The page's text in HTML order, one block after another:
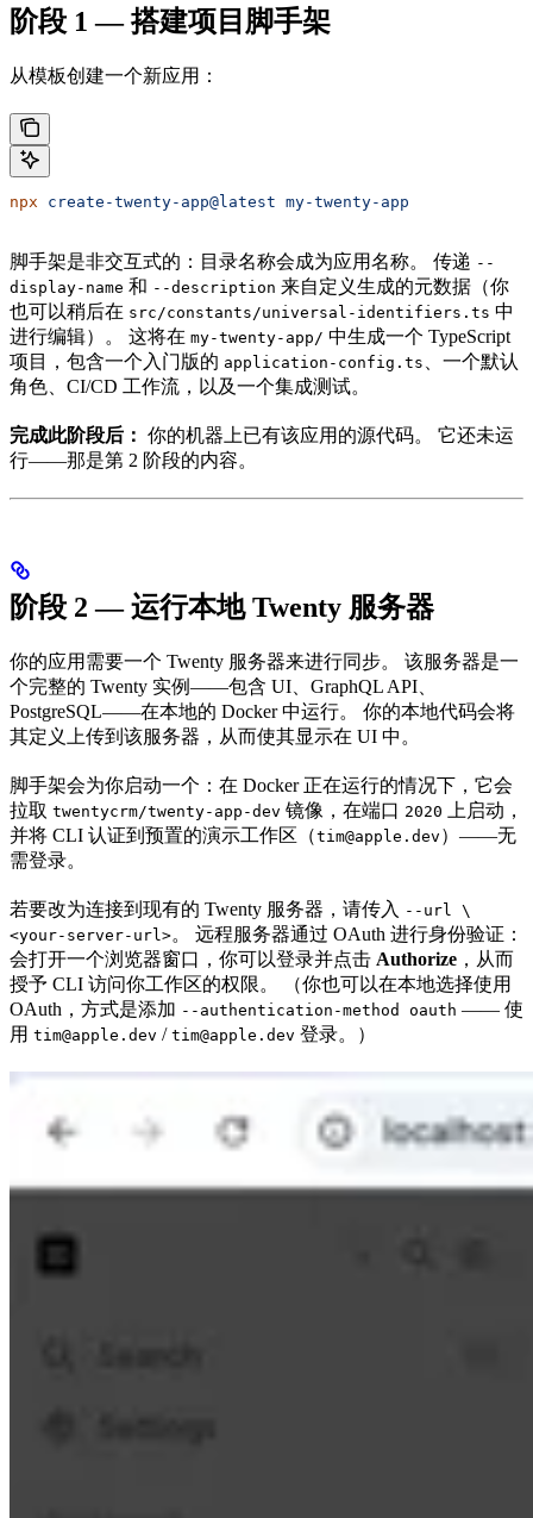
阶段 1 — 搭建项目脚手架
从模板创建一个新应用：
npx create-twenty-app@latest my-twenty-app
脚手架是非交互式的：目录名称会成为应用名称。 传递 --
display-name 和 --description 来自定义生成的元数据（你
也可以稍后在 src/constants/universal-identifiers.ts 中
进行编辑）。 这将在 my-twenty-app/ 中生成一个 TypeScript
项目，包含一个入门版的 application-config.ts 、一个默认
角色、CI/CD 工作流，以及一个集成测试。
完成此阶段后： 你的机器上已有该应用的源代码。 它还未运
行——那是第 2 阶段的内容。
阶段 2 — 运行本地 Twenty 服务器
你的应用需要一个 Twenty 服务器来进行同步。 该服务器是一
个完整的 Twenty 实例——包含 UI、GraphQL API、
PostgreSQL——在本地的 Docker 中运行。 你的本地代码会将
其定义上传到该服务器，从而使其显示在 UI 中。
脚手架会为你启动一个：在 Docker 正在运行的情况下，它会
拉取 twentycrm/twenty-app-dev 镜像，在端口 2020
上启动，
并将 CLI 认证到预置的演示工作区（tim@apple.dev ）——无
需登录。
若要改为连接到现有的 Twenty 服务器，请传入 --url \
<your-server-url>。 远程服务器通过 OAuth 进行身份验证：
会打开一个浏览器窗口，你可以登录并点击 Authorize ，从而
授予 CLI 访问你工作区的权限。 （你也可以在本地选择使用
OAuth，方式是添加 --authentication-method oauth —— 使
用 tim@apple.dev / tim@apple.dev 登录。）